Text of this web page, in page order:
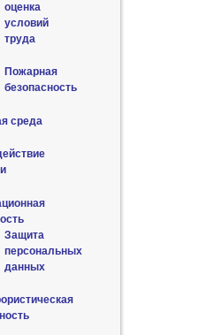
оценка
условий
труда
Пожарная
безопасность
среда
Защита
персональных
данных